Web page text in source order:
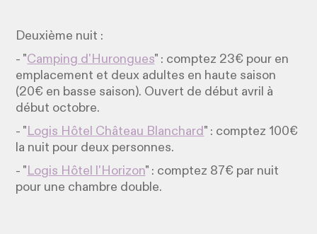
Deuxième nuit :
- "Camping d'Hurongues" : comptez 23€ pour en
emplacement et deux adultes en haute saison
(20€ en basse saison). Ouvert de début avril à
début octobre.
- " Logis Hôtel Château Blanchard " : comptez 100€
la nuit pour deux personnes.
- " Logis Hôtel l'Horizon" : comptez 87€ par nuit
pour une chambre double.